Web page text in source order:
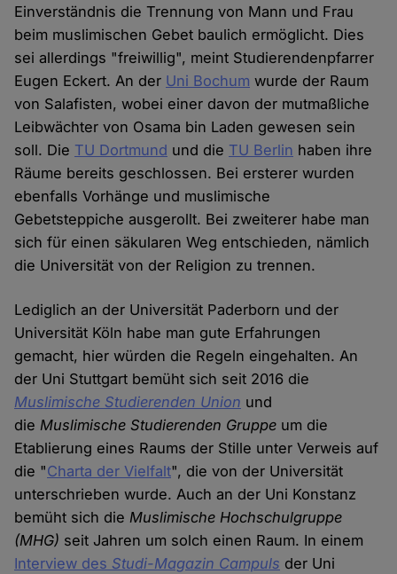
Einverständnis die Trennung von Mann und Frau
beim muslimischen Gebet baulich ermöglicht. Dies
sei allerdings "freiwillig", meint Studierendenpfarrer
Eugen Eckert. An der Uni Bochum wurde der Raum
von Salafisten, wobei einer davon der mutmaßliche
Leibwächter von Osama bin Laden gewesen sein
soll. Die TU Dortmund und die TU Berlin haben ihre
Räume bereits geschlossen. Bei ersterer wurden
ebenfalls Vorhänge und muslimische
Gebetsteppiche ausgerollt. Bei zweiterer habe man
sich für einen säkularen Weg entschieden, nämlich
die Universität von der Religion zu trennen.
Lediglich an der Universität Paderborn und der
Universität Köln habe man gute Erfahrungen
gemacht, hier würden die Regeln eingehalten. An
der Uni Stuttgart bemüht sich seit 2016 die
Muslimische Studierenden Union und
dieMuslimische Studierenden Gruppe um die
Etablierung eines Raums der Stille unter Verweis auf
die "Charta der Vielfalt", die von der Universität
unterschrieben wurde. Auch an der Uni Konstanz
bemüht sich dieMuslimische Hochschulgruppe
(MHG) seit Jahren um solch einen Raum. In einem
Interview des Studi-Magazin Campuls der Uni